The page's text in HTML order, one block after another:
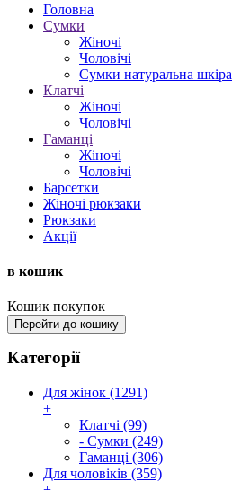
Головна
Сумки
Жіночі
Чоловічі
Сумки натуральна шкіра
Клатчі
Жіночі
Чоловічі
Гаманці
Жіночі
Чоловічі
Барсетки
Жіночі рюкзаки
Рюкзаки
Акції
в кошик
Кошик покупок
Перейти до кошику
Категорії
Для жінок (1291)
+
Клатчі (99)
- Сумки (249)
Гаманці (306)
Для чоловіків (359)